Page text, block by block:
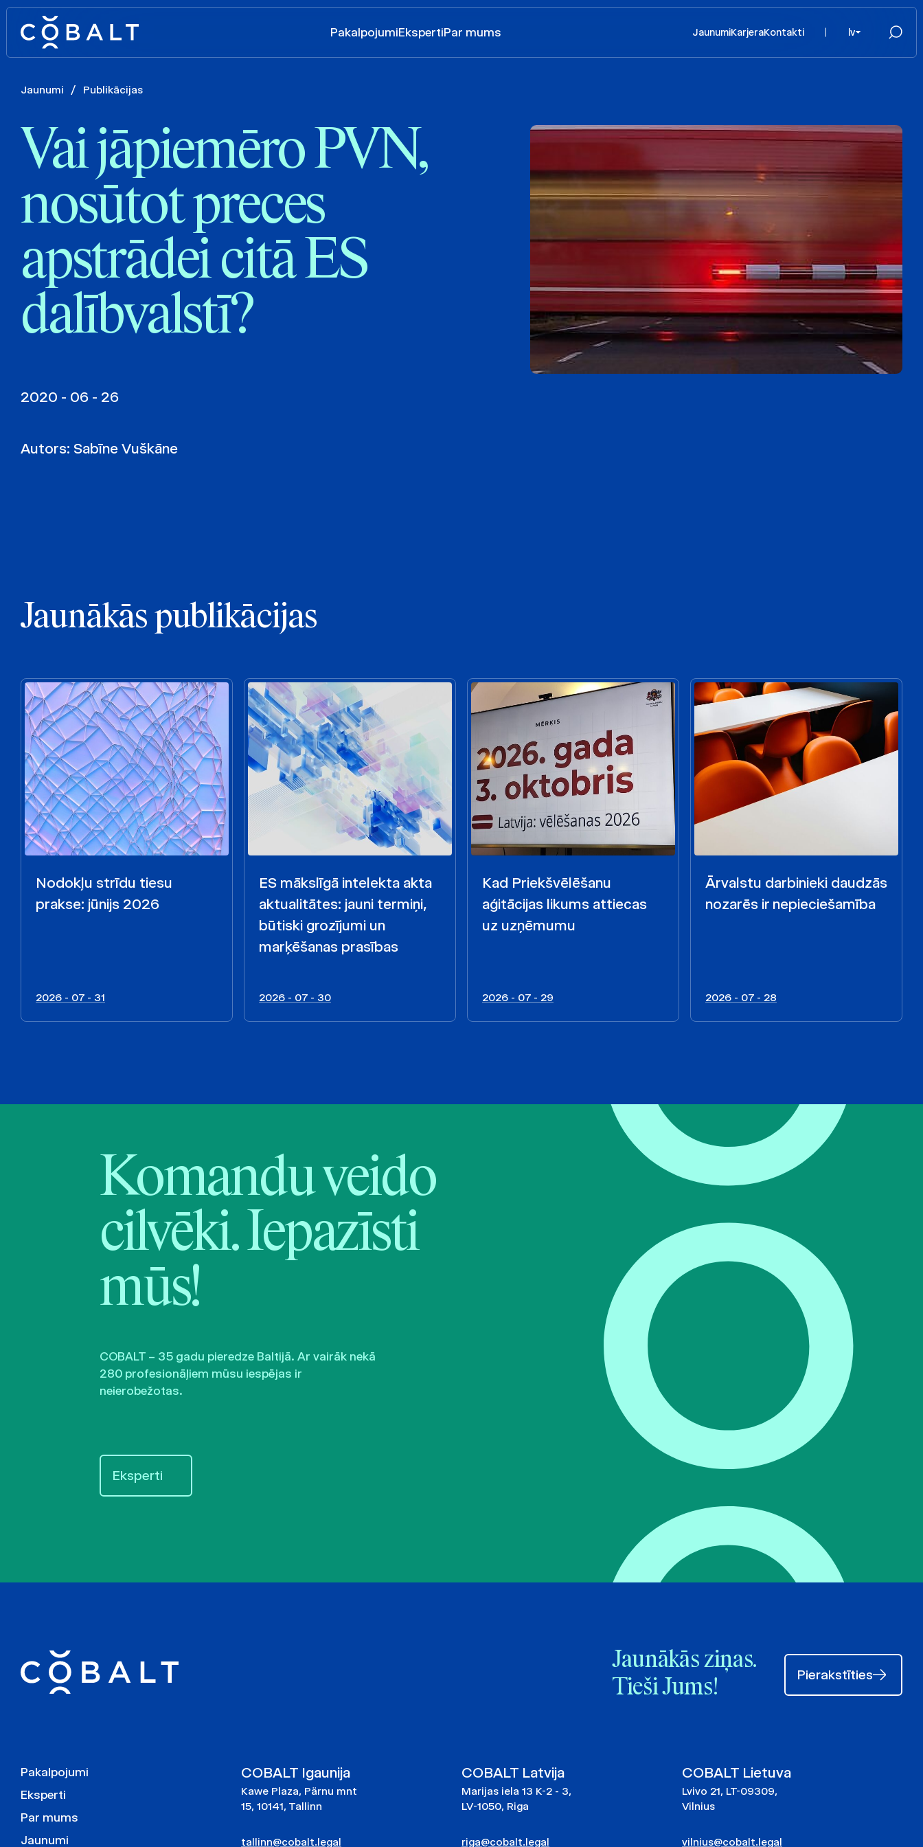
PakalpojumiEkspertiPar mums JaunumiKarjeraKontakti lv
Jaunumi / Publikācijas
Vai jāpiemēro PVN,
nosūtot preces
apstrādei citā ES
dalībvalstī?
2020 - 06 - 26
Autors: Sabīne Vuškāne
Jaunākās publikācijas
Nodokļu strīdu tiesu
prakse: jūnijs 2026
2026 - 07 - 31
ES mākslīgā intelekta akta
aktualitātes: jauni termiņi,
būtiski grozījumi un
marķēšanas prasības
2026 - 07 - 30
Kad Priekšvēlēšanu
aģitācijas likums attiecas
uz uzņēmumu
2026 - 07 - 29
Ārvalstu darbinieki daudzās
nozarēs ir nepieciešamība
2026 - 07 - 28
Komandu veido
cilvēki. Iepazīsti
mūs!
COBALT – 35 gadu pieredze Baltijā. Ar vairāk nekā
280 profesionāļiem mūsu iespējas ir
neierobežotas.
Eksperti
Jaunākās ziņas.
Tieši Jums!
Pierakstīties
Pakalpojumi
Eksperti
Par mums
Jaunumi
COBALT Igaunija
Kawe Plaza, Pärnu mnt
15, 10141, Tallinn
tallinn@cobalt.legal
COBALT Latvija
Marijas iela 13 K-2 - 3,
LV-1050, Riga
riga@cobalt.legal
COBALT Lietuva
Lvivo 21, LT-09309,
Vilnius
vilnius@cobalt.legal